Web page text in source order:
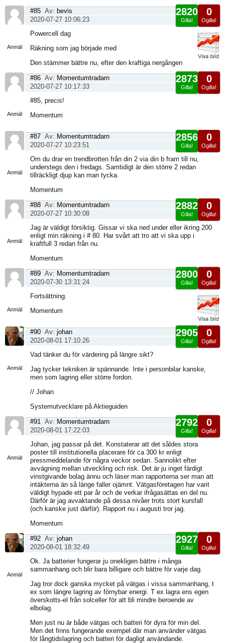
Anmäl
0
Ogilla!
2820
Gilla!
#85 Av: bevis
2020-07-27 10:06:23
Powercell dag
Räkning som jag började med
Den stämmer bättre nu, efter den kraftiga nergången
Anmäl
0
Ogilla!
2873
Gilla!
#86 Av: Momentumtradarn
2020-07-27 10:17:33
#85, precis!
Momentum
Anmäl
0
Ogilla!
2856
Gilla!
#87 Av: Momentumtradarn
2020-07-27 10:23:51
Om du drar en trendbrotten från din 2 via din b fram till nu,
understegs den i fredags. Samtidigt är den större 2 redan
tillräckligt djup kan man tycka.
Momentum
Anmäl
0
Ogilla!
2882
Gilla!
#88 Av: Momentumtradarn
2020-07-27 10:30:08
Jag är väldigt försiktig. Gissar vi ska ned under eller ikring 200
enligt min räkning i # 80. Har svårt att tro att vi ska upp i
kraftfull 3 redan från nu.
Momentum
Anmäl
0
Ogilla!
2800
Gilla!
#89 Av: Momentumtradarn
2020-07-30 13:31:24
Fortsättning.
Momentum
Anmäl
0
Ogilla!
2905
Gilla!
#90 Av: johan
2020-08-01 17:10:26
Vad tänker du för värdering på längre sikt?
Jag tycker tekniken är spännande. Inte i personbilar kanske,
men som lagring eller större fordon.
// Johan
Systemutvecklare på Aktieguiden
Anmäl
0
Ogilla!
2792
Gilla!
#91 Av: Momentumtradarn
2020-08-01 17:22:03
Johan, jag passar på det. Konstaterar att det såldes stora
poster till institutionella placerare för ca 300 kr enligt
pressmeddelande för några veckor sedan. Sannolikt efter
avvägning mellan utveckling och risk. Det är ju inget färdigt
vinstgivande bolag ännu och läser man rapporterna ser man att
intäkterna än så länge faller ojämnt. Vätgasföretagen har varit
väldigt hypade ett par år och de verkar ifrågasättas en del nu.
Därför är jag avvaktande på dessa nivåer trots stort kursfall
(och kanske just därför). Rapport nu i augusti tror jag.
Momentum
Anmäl
0
Ogilla!
2927
Gilla!
#92 Av: johan
2020-08-01 18:32:49
Ok. Ja batterier fungerar ju onekligen bättre i många
sammanhang och blir bara billigare och bättre för varje dag.
Jag tror dock ganska mycket på vätgas i vissa sammanhang, t
ex som längre lagring av förnybar energi. T ex lagra ens egen
överskotts-el från solceller för att bli mindre beroende av
elbolag.
Men just nu är både vätgas och batteri för dyra för min del.
Men det finns fungerande exempel där man använder vätgas
för långtidslagring och batteri för dagligt användande.